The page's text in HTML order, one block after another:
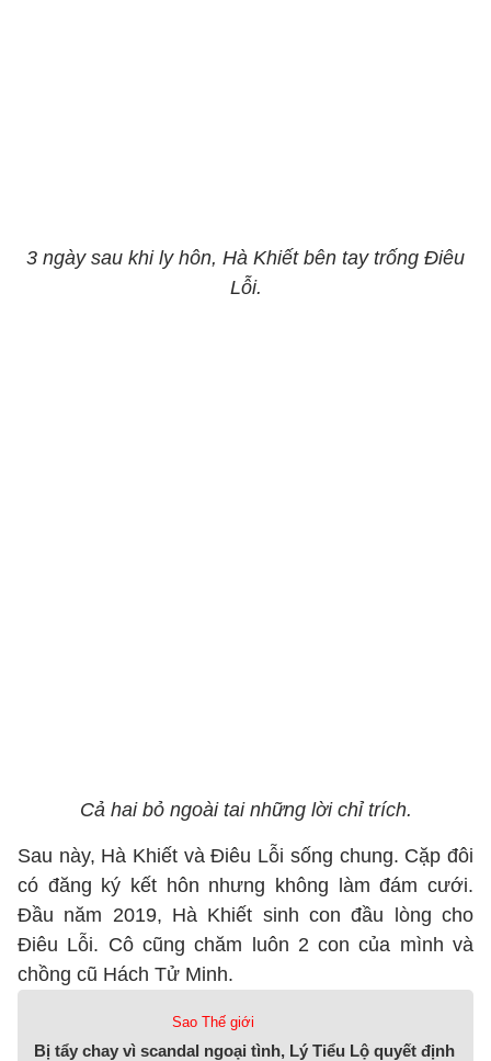
3 ngày sau khi ly hôn, Hà Khiết bên tay trống Điêu
Lỗi.
Cả hai bỏ ngoài tai những lời chỉ trích.
Sau này, Hà Khiết và Điêu Lỗi sống chung. Cặp đôi
có đăng ký kết hôn nhưng không làm đám cưới.
Đầu năm 2019, Hà Khiết sinh con đầu lòng cho
Điêu Lỗi. Cô cũng chăm luôn 2 con của mình và
chồng cũ Hách Tử Minh.
Sao Thế giới
Bị tẩy chay vì scandal ngoại tình, Lý Tiểu Lộ quyết định